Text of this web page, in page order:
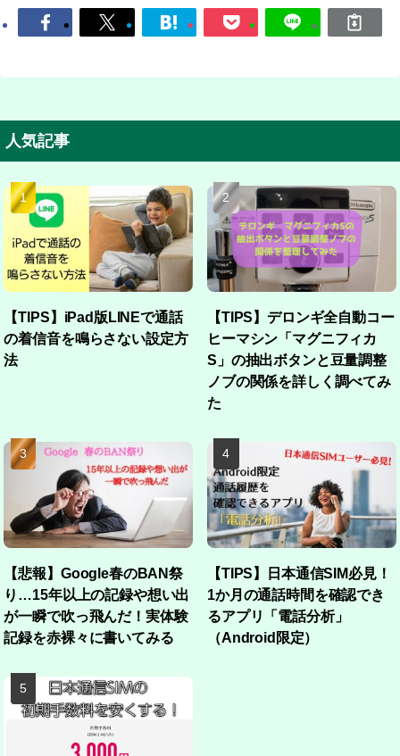
人気記事
【TIPS】iPad版LINEで通話
の着信音を鳴らさない設定方
法
【TIPS】デロンギ全自動コー
ヒーマシン「マグニフィカ
S」の抽出ボタンと豆量調整
ノブの関係を詳しく調べてみ
た
【悲報】Google春のBAN祭
り…15年以上の記録や想い出
が一瞬で吹っ飛んだ！実体験
記録を赤裸々に書いてみる
【TIPS】日本通信SIM必見！
1か月の通話時間を確認でき
るアプリ「電話分析」
（Android限定）